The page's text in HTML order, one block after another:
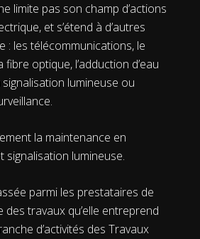
limite pas son champ d’actions
et s’étend à d’autres
: les télécommunications, le
optique, l’adduction d’eau
lumineuse ou
la maintenance en
signalisation lumineuse.
parmi les prestataires de
des travaux qu’elle entreprend
d’activités des Travaux